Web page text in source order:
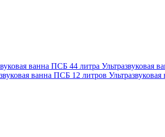
ванна ПСБ 44 литра Ультразвуковая
ванна ПСБ 12 литров